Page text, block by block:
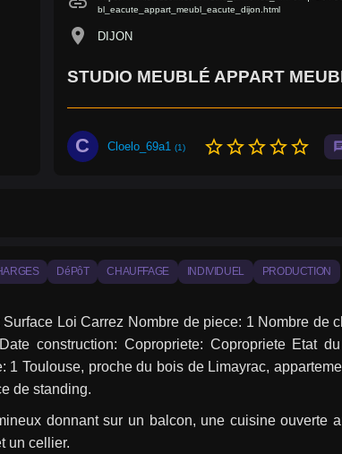
bl_eacute_appart_meubl_eacute_dijon.html
location_on DIJON
STUDIO MEUBLÉ APPART
C Cloelo_69a1 (1) star_borderstar_borderstar_borderstar_borderstar_border
DéPôT CHAUFFAGE INDIVIDUEL PRODUCTION
Loi Carrez Nombre de piece: 1 Nombre de
construction: Copropriete: Copropriete Etat
1 Toulouse, proche du bois de Limayrac,
de standing.
donnant sur un balcon, une cuisine ouverte
un cellier.